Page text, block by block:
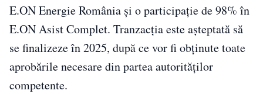
E.ON Energie România și o participație de 98% în
E.ON Asist Complet. Tranzacția este așteptată să
se finalizeze în 2025, după ce vor fi obținute toate
aprobările necesare din partea autorităților
competente.